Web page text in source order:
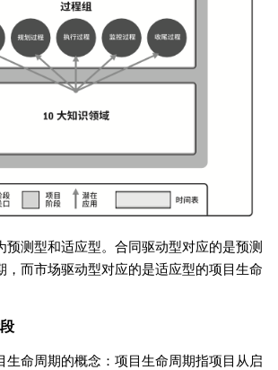
预测型和适应型。合同驱动型对应的是预测
，而市场驱动型对应的是适应型的项目生命
生命周期的概念：项目生命周期指项目从启